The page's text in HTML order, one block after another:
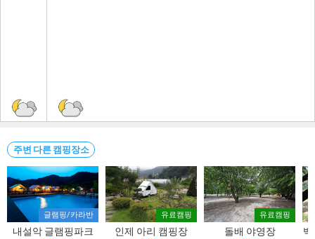
주변 다른 캠핑장소
글램핑/카라반
내설악 글램핑파크
유료캠핑
인제 아리 캠핑장
유료캠핑
돌배 야영장